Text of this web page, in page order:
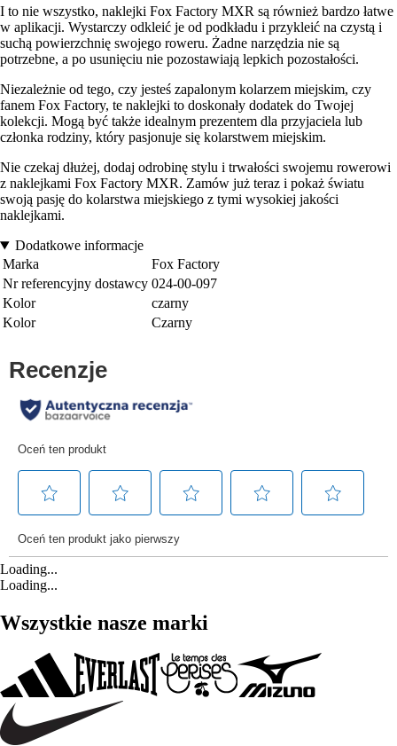
I to nie wszystko, naklejki Fox Factory MXR są również bardzo łatwe
w aplikacji. Wystarczy odkleić je od podkładu i przykleić na czystą i
suchą powierzchnię swojego roweru. Żadne narzędzia nie są
potrzebne, a po usunięciu nie pozostawiają lepkich pozostałości.
Niezależnie od tego, czy jesteś zapalonym kolarzem miejskim, czy
fanem Fox Factory, te naklejki to doskonały dodatek do Twojej
kolekcji. Mogą być także idealnym prezentem dla przyjaciela lub
członka rodziny, który pasjonuje się kolarstwem miejskim.
Nie czekaj dłużej, dodaj odrobinę stylu i trwałości swojemu rowerowi
z naklejkami Fox Factory MXR. Zamów już teraz i pokaż światu
swoją pasję do kolarstwa miejskiego z tymi wysokiej jakości
naklejkami.
Dodatkowe informacje
Marka
Fox Factory
Nr referencyjny dostawcy 024-00-097
Kolor
czarny
Kolor
Czarny
Loading...
Loading...
Wszystkie nasze marki